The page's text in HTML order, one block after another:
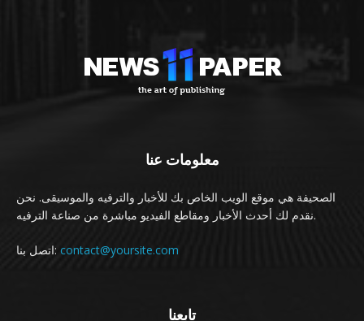
معلومات عنا
الصحيفة هي موقع الويب الخاص بك للأخبار والترفيه والموسيقى. نحن
نقدم لك أحدث الأخبار ومقاطع الفيديو مباشرة من صناعة الترفيه.
اتصل بنا: contact@yoursite.com
تابعنا